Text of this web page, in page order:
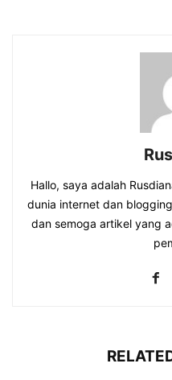
Hallo, saya adalah
dunia internet dan
dan semoga artikel yang